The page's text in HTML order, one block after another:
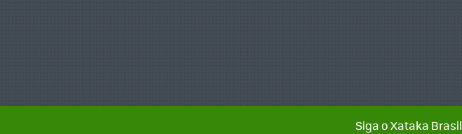
Siga o Xataka